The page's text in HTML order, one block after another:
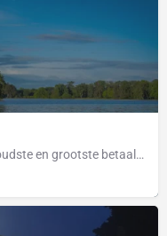
Etang de la Poiteviniere is één van de oudste en grootste betaalwateren van Frankrijk. het meer van 80ha is…